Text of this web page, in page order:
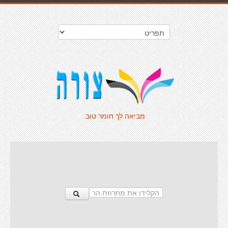
מביאה לך חומר טוב.